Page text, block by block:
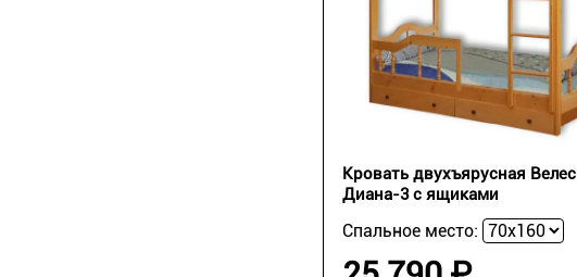
Кровать двухъярусная Велес
Диана-3 с ящиками
Спальное место: